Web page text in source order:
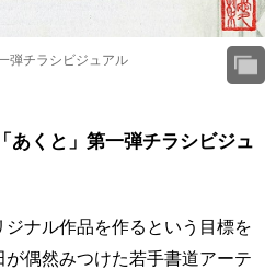
弾チラシビジュアル
くと」第一弾チラシビジュ
ナル作品を作るという目標を
偶然みつけた若手書道アーテ